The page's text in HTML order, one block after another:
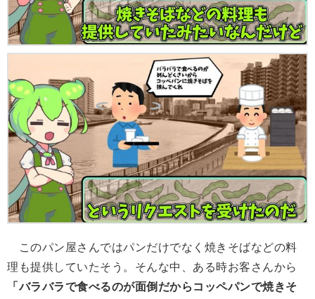
このパン屋さんではパンだけでなく焼きそばなどの料
理も提供していたそう。そんな中、ある時お客さんから
「バラバラで食べるのが面倒だからコッペパンで焼きそ